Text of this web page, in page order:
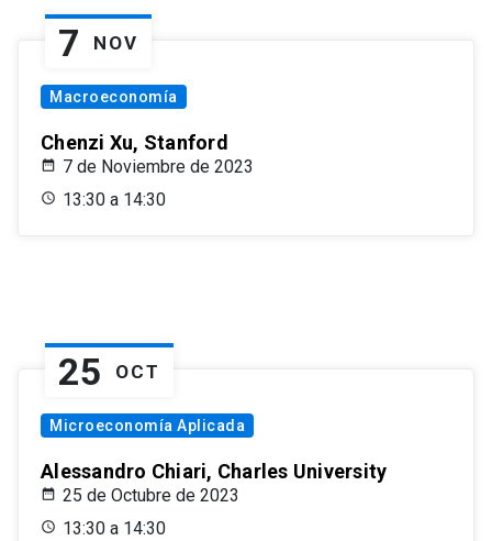
7 NOV
Macroeconomía
Chenzi Xu, Stanford
7 de Noviembre de 2023
13:30 a 14:30
25 OCT
Microeconomía Aplicada
Alessandro Chiari, Charles University
25 de Octubre de 2023
13:30 a 14:30